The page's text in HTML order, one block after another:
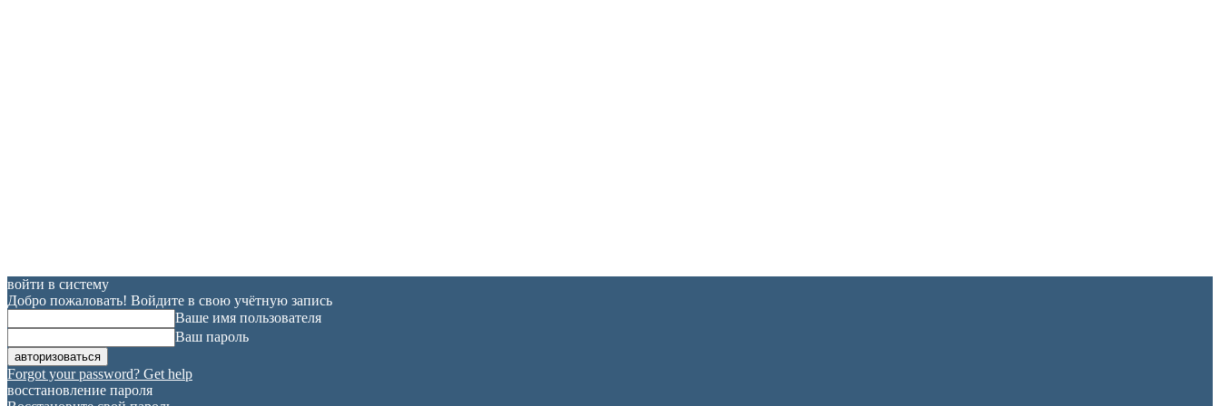
войти в систему
Добро пожаловать! Войдите в свою учётную запись
Ваше имя пользователя
Ваш пароль
Forgot your password? Get help
восстановление пароля